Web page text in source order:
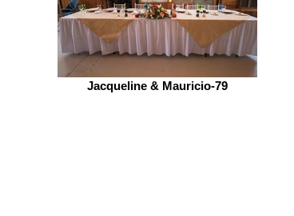
Jacqueline & Mauricio-79